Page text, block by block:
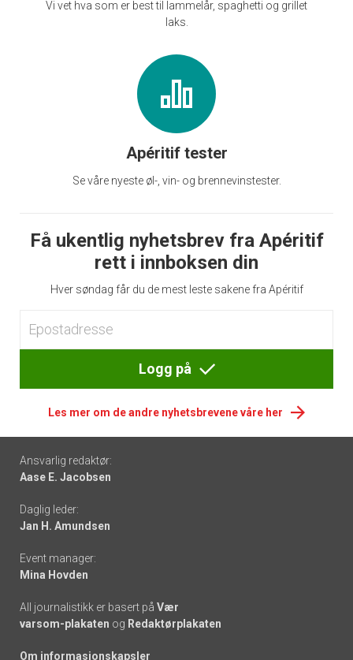
Vi vet hva som er best til lammelår, spaghetti og grillet
laks.
Apéritif tester
Se våre nyeste øl-, vin- og brennevinstester.
Få ukentlig nyhetsbrev fra Apéritif
rett i innboksen din
Hver søndag får du de mest leste sakene fra Apéritif
Logg på
Les mer om de andre nyhetsbrevene våre her
Footer
-
links
Ansvarlig redaktør:
Aase E. Jacobsen
Daglig leder:
Jan H. Amundsen
Event manager:
Mina Hovden
All journalistikk er basert på Vær
varsom-plakaten og Redaktørplakaten
Om informasjonskapsler